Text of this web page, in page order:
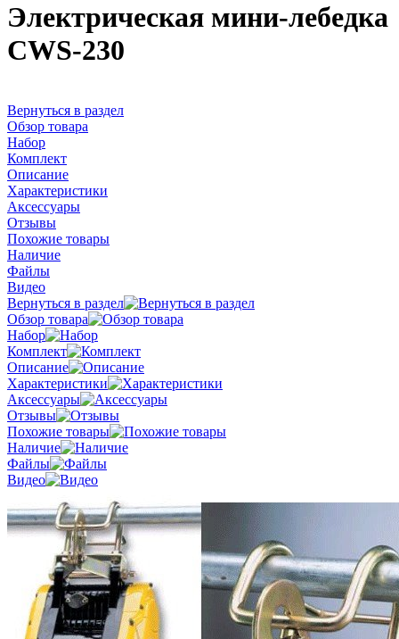
Электрическая мини-лебедка
CWS-230
Вернуться в раздел
Обзор товара
Набор
Комплект
Описание
Характеристики
Аксессуары
Отзывы
Похожие товары
Наличие
Файлы
Видео
Вернуться в раздел
Обзор товара
Набор
Комплект
Описание
Характеристики
Аксессуары
Отзывы
Похожие товары
Наличие
Файлы
Видео